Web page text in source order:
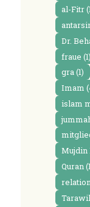
al-Fitr
Dr.
fraue (1)
gra(1)
Imam
islam
Mujdin
Quran